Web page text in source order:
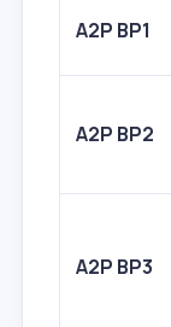
A2P BP1
A2P BP2
A2P BP3